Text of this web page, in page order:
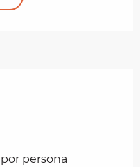
persona